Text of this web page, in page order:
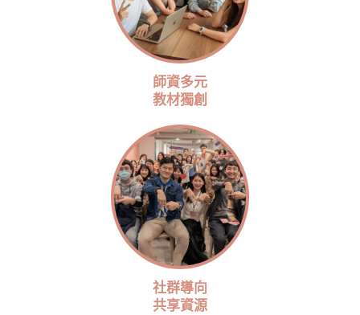
師資多元
教材獨創
社群導向
共享資源